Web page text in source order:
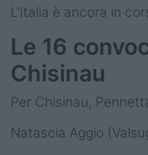
L'Italia è ancora in
Le 16
Chisinau
Per Chisinau,
Natascia Aggio